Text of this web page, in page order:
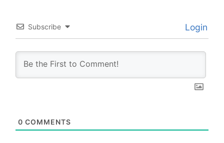
Subscribe Login
0 COMMENTS